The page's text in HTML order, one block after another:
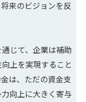
来のビジョンを反
じて、企業は補助
上を実現すること
は、ただの資金支
向上に大きく寄与